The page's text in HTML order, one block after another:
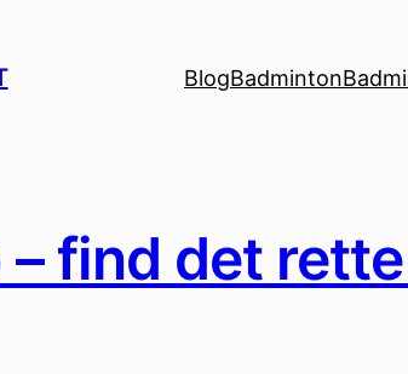
BlogBadminton
find det